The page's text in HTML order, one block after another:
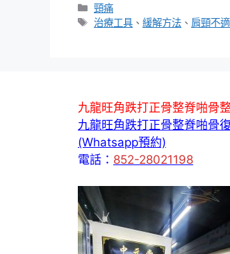
分
類
頸痛
標
治療工具 、緩解方法 、 肩頸不適
九龍旺角跌打正骨整脊啪骨
九龍旺角跌打正骨整脊啪骨
(Whatsapp預約)
電話： 852-28021198